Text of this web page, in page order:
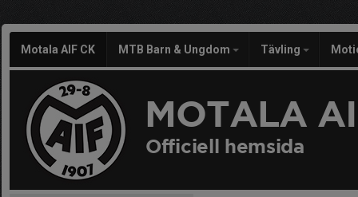
Motala AIF CK MTB Barn & Ungdom Tävling
MOTALA
Officiell hemsida